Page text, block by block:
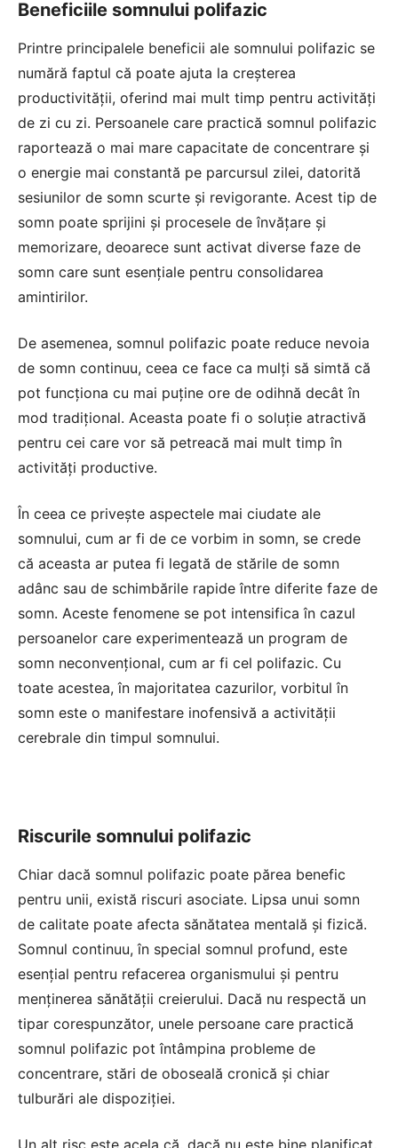
Beneficiile somnului polifazic
Printre principalele beneficii ale somnului polifazic se
numără faptul că poate ajuta la creșterea
productivității, oferind mai mult timp pentru activități
de zi cu zi. Persoanele care practică somnul polifazic
raportează o mai mare capacitate de concentrare și
o energie mai constantă pe parcursul zilei, datorită
sesiunilor de somn scurte și revigorante. Acest tip de
somn poate sprijini și procesele de învățare și
memorizare, deoarece sunt activat diverse faze de
somn care sunt esențiale pentru consolidarea
amintirilor.
De asemenea, somnul polifazic poate reduce nevoia
de somn continuu, ceea ce face ca mulți să simtă că
pot funcționa cu mai puține ore de odihnă decât în
mod tradițional. Aceasta poate fi o soluție atractivă
pentru cei care vor să petreacă mai mult timp în
activități productive.
În ceea ce privește aspectele mai ciudate ale
somnului, cum ar fi de ce vorbim in somn, se crede
că aceasta ar putea fi legată de stările de somn
adânc sau de schimbările rapide între diferite faze de
somn. Aceste fenomene se pot intensifica în cazul
persoanelor care experimentează un program de
somn neconvențional, cum ar fi cel polifazic. Cu
toate acestea, în majoritatea cazurilor, vorbitul în
somn este o manifestare inofensivă a activității
cerebrale din timpul somnului.
Riscurile somnului polifazic
Chiar dacă somnul polifazic poate părea benefic
pentru unii, există riscuri asociate. Lipsa unui somn
de calitate poate afecta sănătatea mentală și fizică.
Somnul continuu, în special somnul profund, este
esențial pentru refacerea organismului și pentru
menținerea sănătății creierului. Dacă nu respectă un
tipar corespunzător, unele persoane care practică
somnul polifazic pot întâmpina probleme de
concentrare, stări de oboseală cronică și chiar
tulburări ale dispoziției.
Un alt risc este acela că, dacă nu este bine planificat,